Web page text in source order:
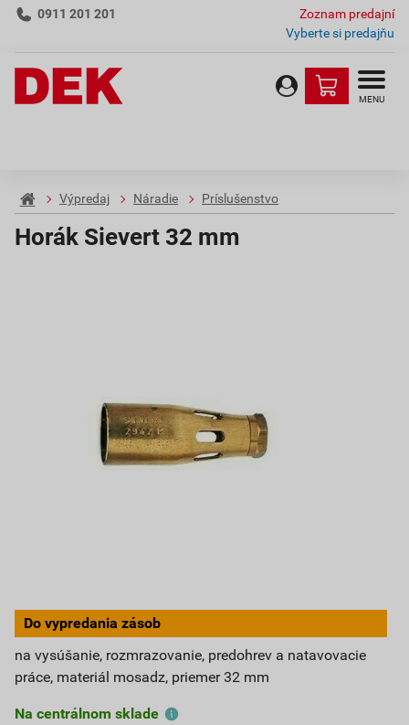
0911 201 201
Zoznam predajní
Vyberte si predajňu
MENU
Výpredaj Náradie Príslušenstvo
Horák Sievert 32 mm
Do vypredania zásob
na vysúšanie, rozmrazovanie, predohrev a natavovacie
práce, materiál mosadz, priemer 32 mm
Na centrálnom sklade